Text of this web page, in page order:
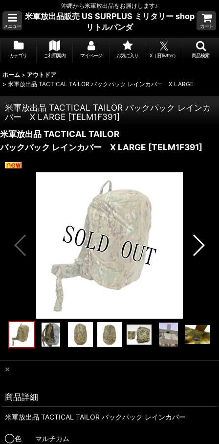
沖縄から米軍放出品をお届けします♪
メニュー
米軍放出品販売 US SURPLUS ミリタリー shop
リトルパンダ
カート
カテゴリ ご利用案内 マイページ お気に入り X（旧Twitter） 商品検索
ホーム > アウトドア
> 米軍放出品 TACTICAL TAILOR バックパック レインカバー X LARGE
米軍放出品 TACTICAL TAILOR バックパック レインカ
バー X LARGE [TELM1F391]
米軍放出品 TACTICAL TAILOR
バックパック レインカバー X LARGE [TELM1F391]
×
商品詳細
米軍放出品 TACTICAL TAILOR バックパック レインカバー
◯色 マルチカム